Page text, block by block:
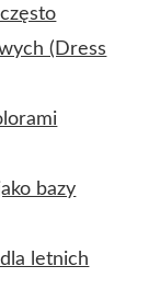
(Dress
bazy
letnich